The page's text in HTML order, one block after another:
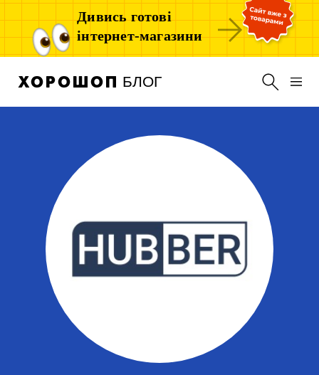
Дивись готові
інтернет-магазини
БЛОГ